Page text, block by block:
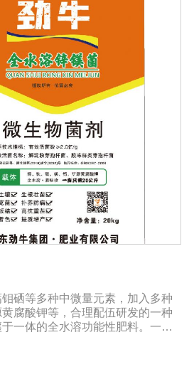
硒等多种中微量元素，加入多种
腐酸钾等，合理配伍研发的一种
一体的全水溶功能性肥料。一肥
新领先技术，多素合一，具有提苗
防病抗重茬之功效，使土壤暄松